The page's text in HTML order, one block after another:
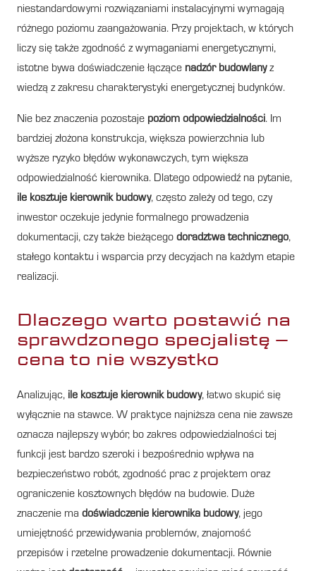
niestandardowymi rozwiązaniami instalacyjnymi wymagają
różnego poziomu zaangażowania. Przy projektach, w których
liczy się także zgodność z wymaganiami energetycznymi,
istotne bywa doświadczenie łączące nadzór budowlanyz
wiedzą z zakresu charakterystyki energetycznej budynków.
Nie bez znaczenia pozostaje poziom odpowiedzialności. Im
bardziej złożona konstrukcja, większa powierzchnia lub
wyższe ryzyko błędów wykonawczych, tym większa
odpowiedzialność kierownika. Dlatego odpowiedź na pytanie,
ile kosztuje kierownik budowy, często zależy od tego, czy
inwestor oczekuje jedynie formalnego prowadzenia
dokumentacji, czy także bieżącego doradztwa technicznego,
stałego kontaktu i wsparcia przy decyzjach na każdym etapie
realizacji.
Dlaczego warto postawić na
sprawdzonego specjalistę –
cena to nie wszystko
Analizując, ile kosztuje kierownik budowy, łatwo skupić się
wyłącznie na stawce. W praktyce najniższa cena nie zawsze
oznacza najlepszy wybór, bo zakres odpowiedzialności tej
funkcji jest bardzo szeroki i bezpośrednio wpływa na
bezpieczeństwo robót, zgodność prac z projektem oraz
ograniczenie kosztownych błędów na budowie. Duże
znaczenie ma doświadczenie kierownika budowy, jego
umiejętność przewidywania problemów, znajomość
przepisów i rzetelne prowadzenie dokumentacji. Równie